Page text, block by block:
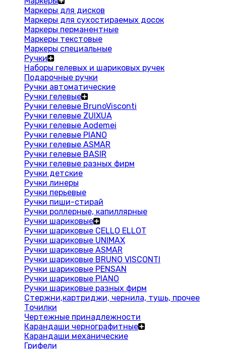
Маркеры для дисков
Маркеры для сухостираемых досок
Маркеры перманентные
Маркеры текстовые
Маркеры специальные
Ручки
Наборы гелевых и шариковых ручек
Подарочные ручки
Ручки автоматические
Ручки гелевые
Ручки гелевые BrunoVisconti
Ручки гелевые ZUIXUA
Ручки гелевые Aodemei
Ручки гелевые PIANO
Ручки гелевые ASMAR
Ручки гелевые BASIR
Ручки гелевые разных фирм
Ручки детские
Ручки линеры
Ручки перьевые
Ручки пиши-стирай
Ручки роллерные, капиллярные
Ручки шариковые
Ручки шариковые CELLO ELLOT
Ручки шариковые UNIMAX
Ручки шариковые ASMAR
Ручки шариковые BRUNO VISCONTI
Ручки шариковые PENSAN
Ручки шариковые PIANO
Ручки шариковые разных фирм
Стержни,картриджи, чернила, тушь, прочее
Точилки
Чертежные принадлежности
Карандаши чернографитные
Карандаши механические
Грифели